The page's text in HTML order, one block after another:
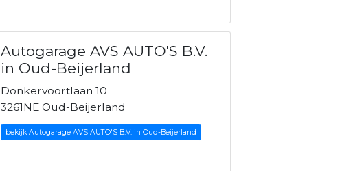
Autogarage AVS AUTO'S B.V.
in Oud-Beijerland
Donkervoortlaan 10
3261NE Oud-Beijerland
bekijk Autogarage AVS AUTO'S B.V. in Oud-Beijerland